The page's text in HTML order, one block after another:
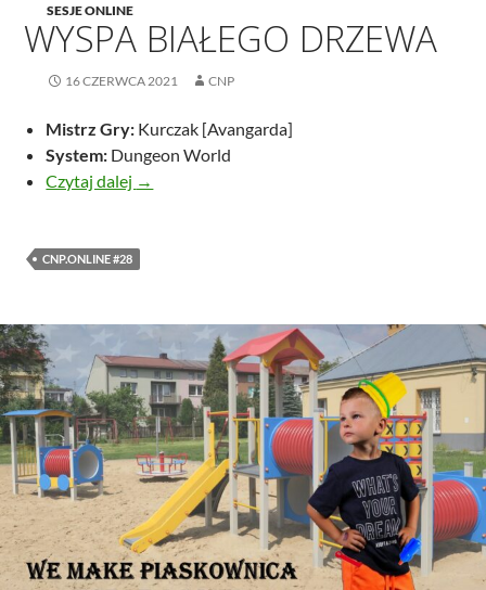
SESJE ONLINE
WYSPA BIAŁEGO DRZEWA
16 CZERWCA 2021 CNP
Mistrz Gry: Kurczak [Avangarda]
System: Dungeon World
Czytaj dalej
Wyspa Białego Drzewa
→
CNP.ONLINE #28